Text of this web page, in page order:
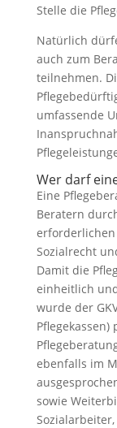
Stelle die
Natürlich
auch zum
teilnehmen.
umfassende
Wer darf
Eine
Beratern
erforderlichen
Sozialrecht
Damit die
einheitlich
wurde der
ebenfalls im
sowie